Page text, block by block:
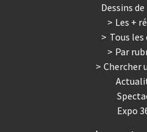
Dessins
Les +
Tous les
Par
Chercher
Expo